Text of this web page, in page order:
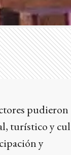
pudieron
turístico y
y